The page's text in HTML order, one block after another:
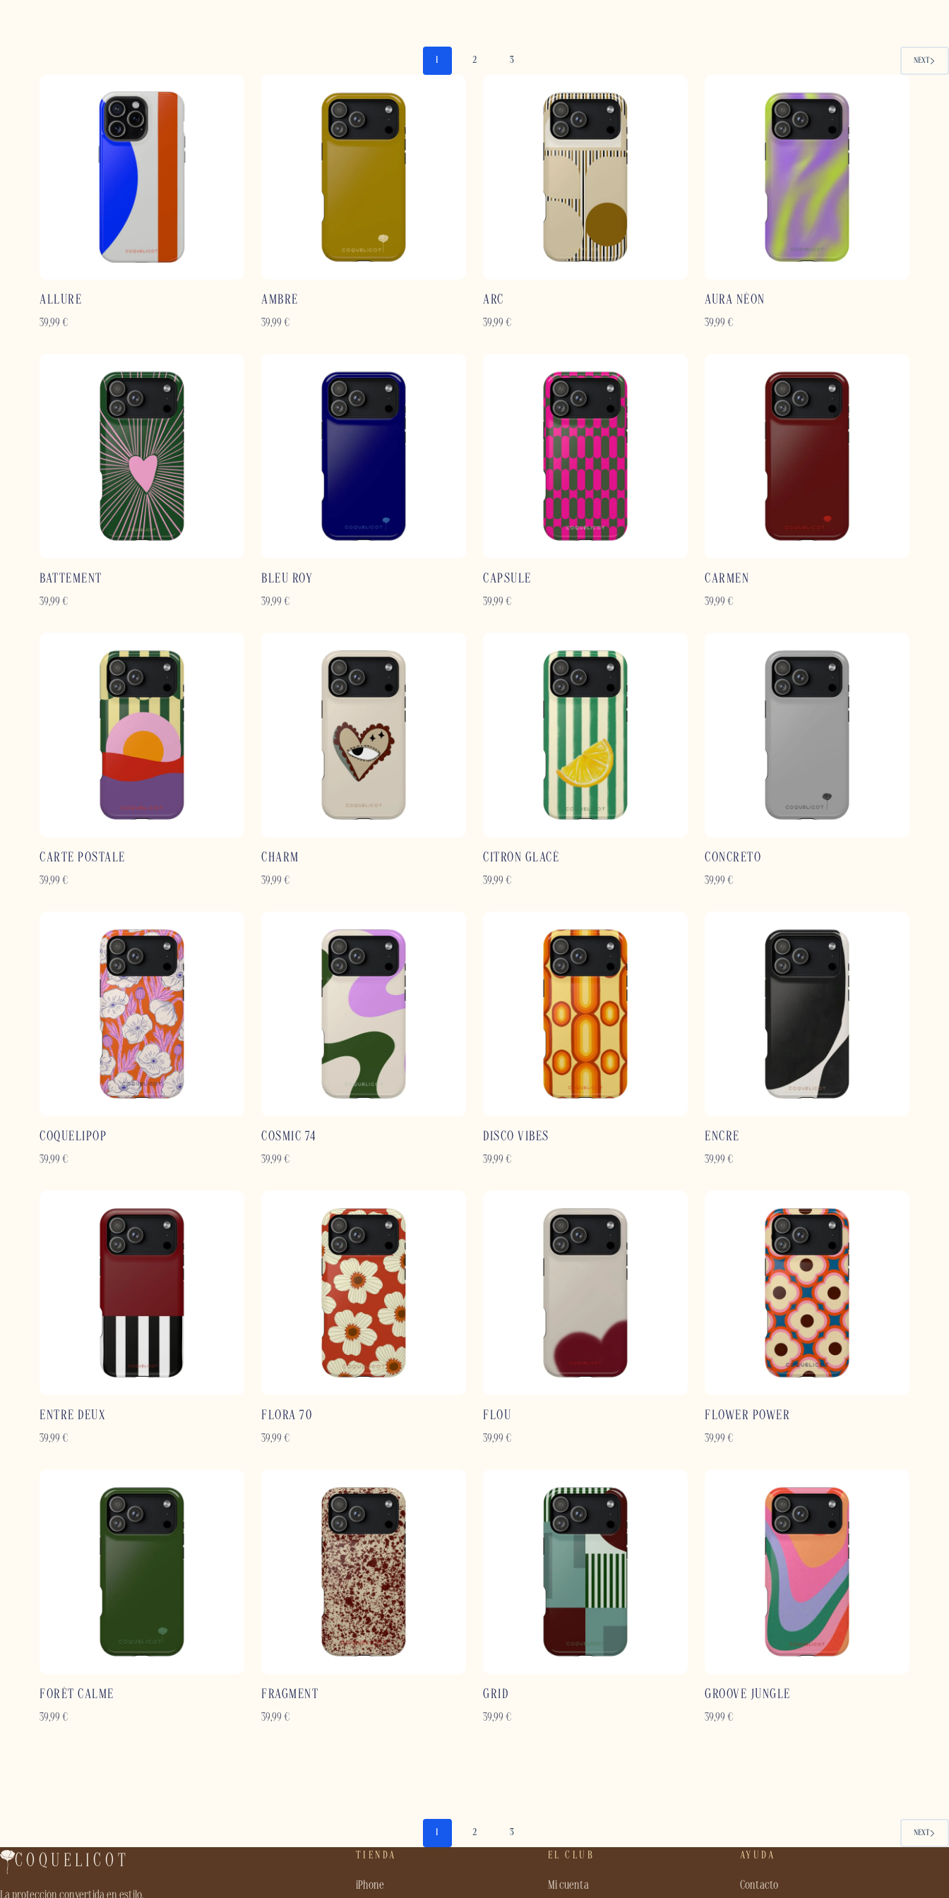
1 2 3 NEXT
ALLURE
39,99 €
AMBRE
39,99 €
ARC
39,99 €
AURA NÉON
39,99 €
BATTEMENT
39,99 €
BLEU ROY
39,99 €
CAPSULE
39,99 €
CARMEN
39,99 €
CARTE POSTALE
39,99 €
CHARM
39,99 €
CITRON GLACÉ
39,99 €
CONCRETO
39,99 €
COQUELIPOP
39,99 €
COSMIC 74
39,99 €
DISCO VIBES
39,99 €
ENCRE
39,99 €
ENTRE DEUX
39,99 €
FLORA 70
39,99 €
FLOU
39,99 €
FLOWER POWER
39,99 €
FORÊT CALME
39,99 €
FRAGMENT
39,99 €
GRID
39,99 €
GROOVE JUNGLE
39,99 €
1 2 3 NEXT
COQUELICOT
La protección convertida en estilo.
TIENDA
iPhone
EL CLUB
Mi cuenta
AYUDA
Contacto